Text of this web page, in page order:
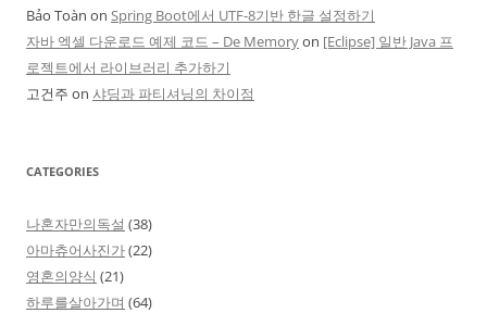
Bảo Toàn on Spring Boot에서 UTF-8기반 한글 설정하기
자바 엑셀 다운로드 예제 코드 – De Memoryon [Eclipse] 일반 Java 프
로젝트에서 라이브러리 추가하기
고건주 on 샤딩과 파티셔닝의 차이점
CATEGORIES
나혼자만의독설 (38)
아마츄어사진가(22)
영혼의양식 (21)
하루를살아가며 (64)